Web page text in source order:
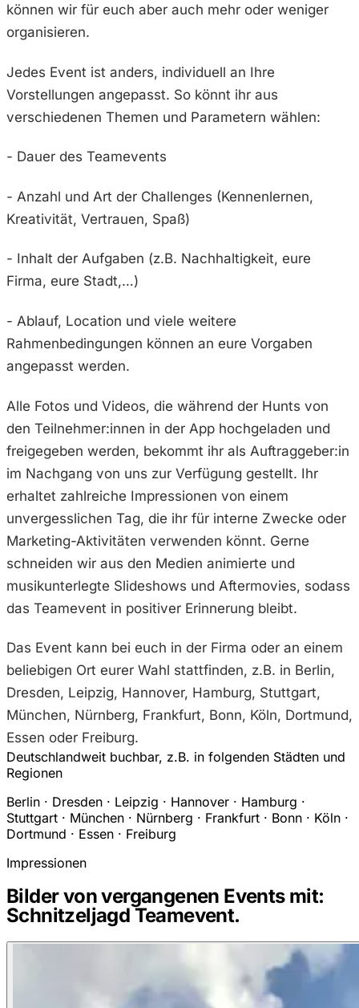
können wir für euch aber auch mehr oder weniger
organisieren.
Jedes Event ist anders, individuell an Ihre
Vorstellungen angepasst. So könnt ihr aus
verschiedenen Themen und Parametern wählen:
- Dauer des Teamevents
- Anzahl und Art der Challenges (Kennenlernen,
Kreativität, Vertrauen, Spaß)
- Inhalt der Aufgaben (z.B. Nachhaltigkeit, eure
Firma, eure Stadt,…)
- Ablauf, Location und viele weitere
Rahmenbedingungen können an eure Vorgaben
angepasst werden.
Alle Fotos und Videos, die während der Hunts von
den Teilnehmer:innen in der App hochgeladen und
freigegeben werden, bekommt ihr als Auftraggeber:in
im Nachgang von uns zur Verfügung gestellt. Ihr
erhaltet zahlreiche Impressionen von einem
unvergesslichen Tag, die ihr für interne Zwecke oder
Marketing-Aktivitäten verwenden könnt. Gerne
schneiden wir aus den Medien animierte und
musikunterlegte Slideshows und Aftermovies, sodass
das Teamevent in positiver Erinnerung bleibt.
Das Event kann bei euch in der Firma oder an einem
beliebigen Ort eurer Wahl stattfinden, z.B. in Berlin,
Dresden, Leipzig, Hannover, Hamburg, Stuttgart,
München, Nürnberg, Frankfurt, Bonn, Köln, Dortmund,
Essen oder Freiburg.
Deutschlandweit buchbar, z.B. in folgenden Städten und
Regionen
Berlin · Dresden · Leipzig · Hannover · Hamburg ·
Stuttgart · München · Nürnberg · Frankfurt · Bonn · Köln ·
Dortmund · Essen · Freiburg
Impressionen
Bilder von vergangenen Events mit:
Schnitzeljagd Teamevent.